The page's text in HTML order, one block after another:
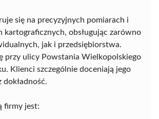
się na precyzyjnych pomiarach i
kartograficznych, obsługując zarówno
jak i przedsiębiorstwa.
przy ulicy Powstania Wielkopolskiego
Klienci szczególnie doceniają jego
dokładność.
firmy jest: